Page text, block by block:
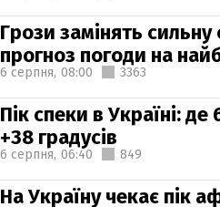
Грози замінять сильну
прогноз погоди на
6 серпня, 08:00 3363
Пік спеки в Україні:
+38 градусів
6 серпня, 06:40 849
На Україну чекає пік